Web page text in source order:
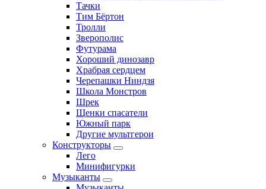
Тачки
Тим Бёртон
Тролли
Зверополис
Футурама
Хороший динозавр
Храбрая сердцем
Черепашки Ниндзя
Школа Монстров
Шрек
Щенки спасатели
Южный парк
Другие мультгерои
Конструкторы
Лего
Минифигурки
Музыканты